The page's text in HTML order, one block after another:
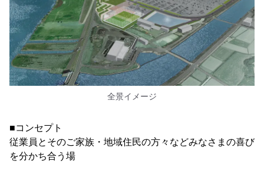
全景イメージ
■コンセプト
従業員とそのご家族・地域住民の方々などみなさまの喜び
を分かち合う場